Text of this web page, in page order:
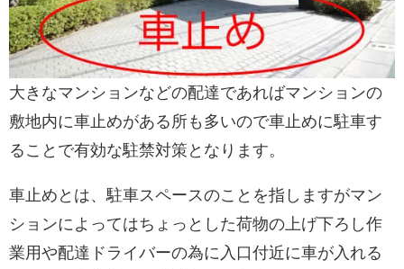
大きなマンションなどの配達であればマンションの
敷地内に車止めがある所も多いので車止めに駐車す
ることで有効な駐禁対策となります。
車止めとは、駐車スペースのことを指しますがマン
ションによってはちょっとした荷物の上げ下ろし作
業用や配達ドライバーの為に入口付近に車が入れる